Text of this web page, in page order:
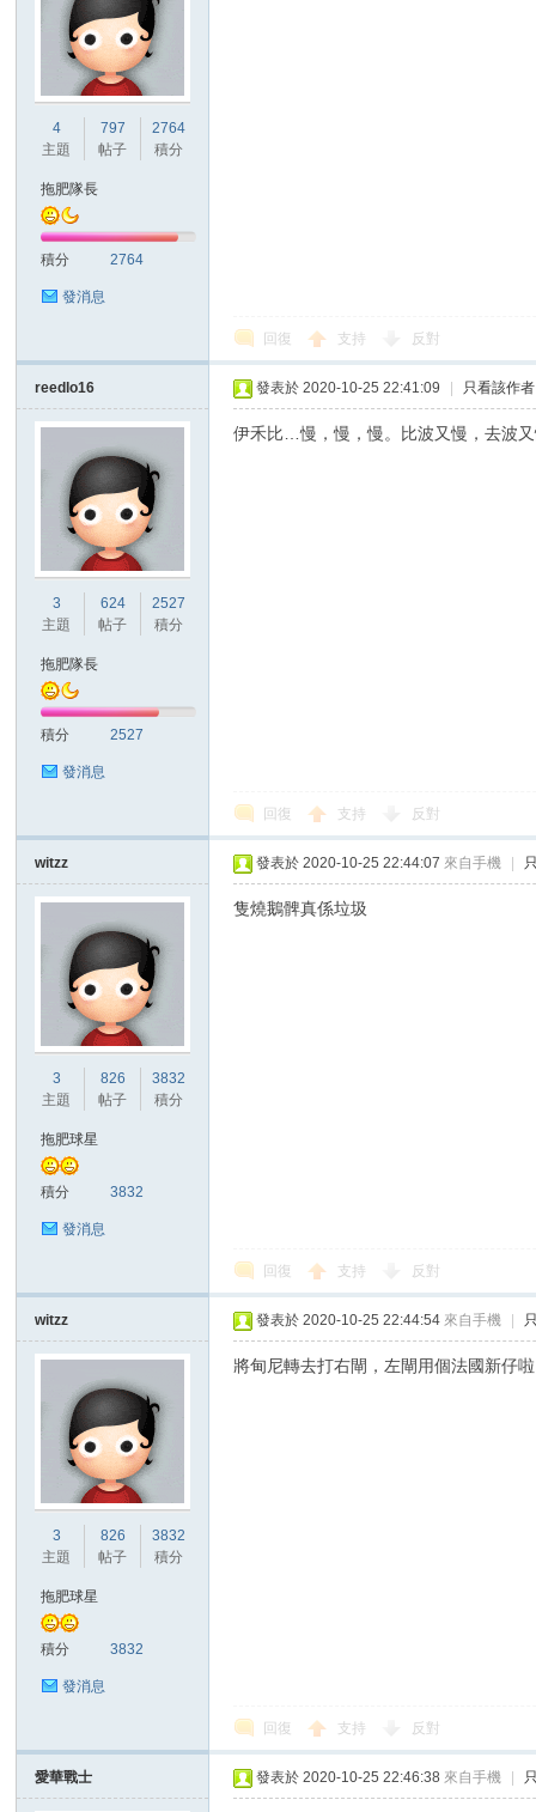
討
區
4
主題
797
帖子
2764
積分
拖肥隊長
積分 2764
發消息
回復 支持 反對
reedlo16
3
主題
624
帖子
2527
積分
拖肥隊長
積分 2527
發消息
發表於 2020-10-25 22:41:09 只看該作者
伊禾比…慢，慢，慢。比波又慢，去波
回復 支持 反對
witzz
3
主題
826
帖子
3832
積分
拖肥球星
積分 3832
發消息
發表於 2020-10-25 22:44:07 來自手機
隻燒鵝髀真係垃圾
回復 支持 反對
witzz
3
主題
826
帖子
3832
積分
拖肥球星
積分 3832
發消息
發表於 2020-10-25 22:44:54 來自手機
將甸尼轉去打右閘，左閘用個法國新仔啦
回復 支持 反對
愛華戰士 發表於 2020-10-25 22:46:38 來自手機